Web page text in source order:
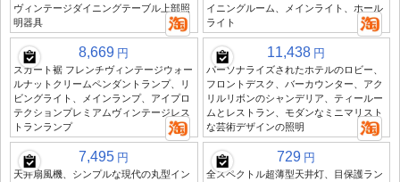
ヴィンテージダイニングテーブル上部照
明器具
イニングルーム、メインライト、ホール
ライト
8,669 円
スカート裾 フレンチヴィンテージウォー
ルナットクリームペンダントランプ、リ
ビングライト、メインランプ、アイプロ
テクションプレミアムヴィンテージレス
トランランプ
11,438 円
パーソナライズされたホテルのロビー、
フロントデスク、バーカウンター、アク
リルリボンのシャンデリア、ティールー
ムとレストラン、モダンなミニマリスト
な芸術デザインの照明
7,495 円
天井扇風機、シンプルな現代の丸型イン
729 円
全スペクトル超薄型天井灯、目保護ラン